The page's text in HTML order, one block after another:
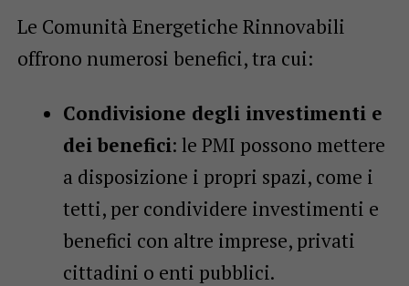
Le Comunità Energetiche Rinnovabili
offrono numerosi benefici, tra cui:
Condivisione degli investimenti e
dei benefici: le PMI possono mettere
a disposizione i propri spazi, come i
tetti, per condividere investimenti e
benefici con altre imprese, privati
cittadini o enti pubblici.